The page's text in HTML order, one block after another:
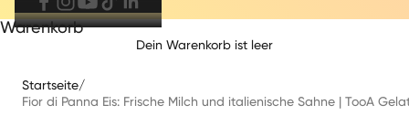
Warenkorb
Dein Warenkorb ist leer
Startseite/
Fior di Panna Eis: Frische Milch und italienische Sahne | TooA